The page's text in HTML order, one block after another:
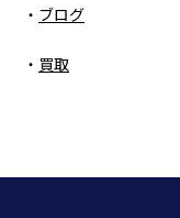
ブログ
買取